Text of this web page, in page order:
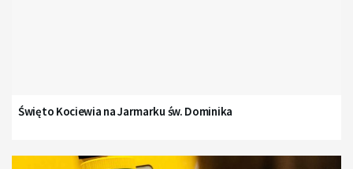
Święto Kociewia na Jarmarku św. Dominika